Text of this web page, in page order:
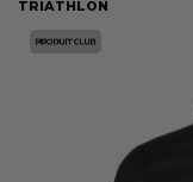
TRIATHLON